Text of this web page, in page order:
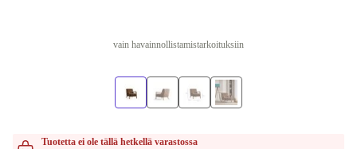
vain havainnollistamistarkoituksiin
Tuotetta ei ole tällä hetkellä varastossa